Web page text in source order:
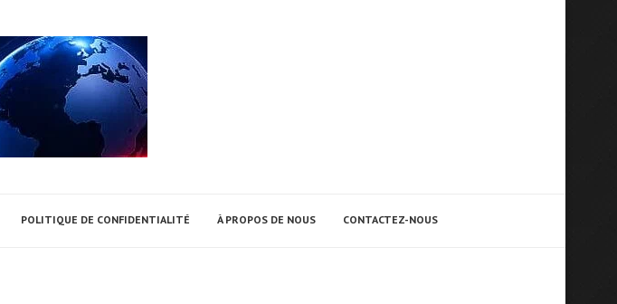
POLITIQUE DE CONFIDENTIALITÉ À PROPOS DE NOUS CONTACTEZ-NOUS